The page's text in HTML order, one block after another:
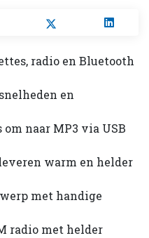
radio en Bluetooth
en
naar MP3 via USB
warm en helder
met handige
radio met helder